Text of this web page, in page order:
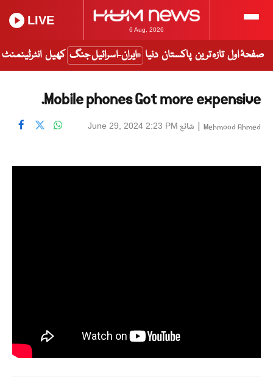
6 Aug, 2026
LIVE
صفحۂ اول تازہ ترین پاکستان دنیا ایران-اسرائیل جنگ کھیل انٹرٹینمنٹ
Mobile phones Got more expensive.
Mehmood Ahmed
| شائع June 29, 2024 2:23 PM